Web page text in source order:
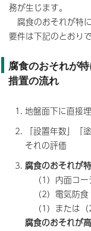
務が生じます。
腐食のおそれが特
要件は下記のとおりで
腐食のおそれが
措置の流れ
地盤面下に直接
「設置年数」「
それの評価
腐食のおそれが
（1）内面コー
（2）電気防食
（1）または（
腐食のおそれが